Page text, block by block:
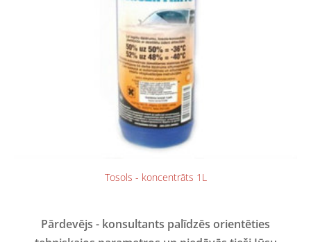
Pārdevējs - konsultants palīdzēs orientēties
Tosols - koncentrāts 1L